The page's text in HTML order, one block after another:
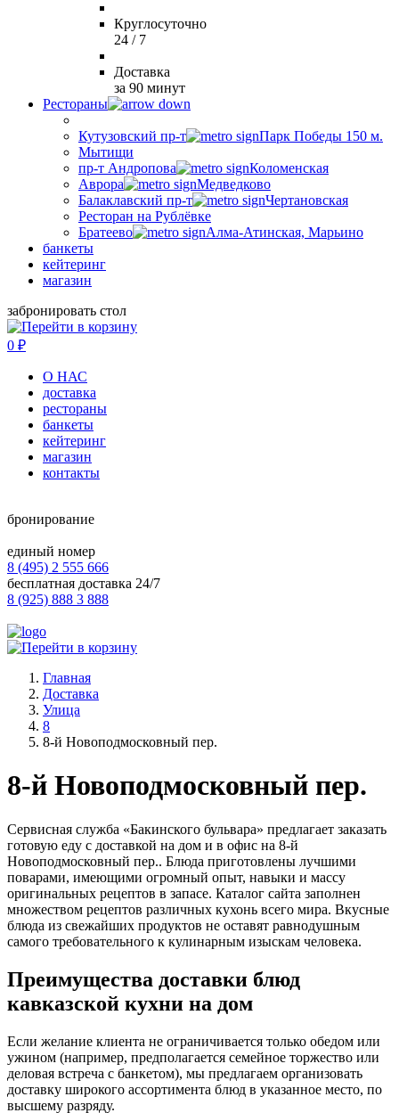
Круглосуточно
24 / 7
Доставка
за 90 минут
Рестораны
Кутузовский пр-т
Парк Победы 150 м.
Мытищи
пр-т Андропова
Коломенская
Аврора
Медведково
Балаклавский пр-т
Чертановская
Ресторан на Рублёвке
Братеево
Алма-Атинская, Марьино
банкеты
кейтеринг
магазин
забронировать стол
0 ₽
О НАС
доставка
рестораны
банкеты
кейтеринг
магазин
контакты
бронирование
единый номер
8 (495) 2 555 666
бесплатная доставка 24/7
8 (925) 888 3 888
Главная
Доставка
Улица
8
8-й Новоподмосковный пер.
8-й Новоподмосковный пер.
Сервисная служба «Бакинского бульвара» предлагает заказать
готовую еду с доставкой на дом и в офис на 8-й
Новоподмосковный пер.. Блюда приготовлены лучшими
поварами, имеющими огромный опыт, навыки и массу
оригинальных рецептов в запасе. Каталог сайта заполнен
множеством рецептов различных кухонь всего мира. Вкусные
блюда из свежайших продуктов не оставят равнодушным
самого требовательного к кулинарным изыскам человека.
Преимущества доставки блюд
кавказской кухни на дом
Если желание клиента не ограничивается только обедом или
ужином (например, предполагается семейное торжество или
деловая встреча с банкетом), мы предлагаем организовать
доставку широкого ассортимента блюд в указанное место, по
высшему разряду.